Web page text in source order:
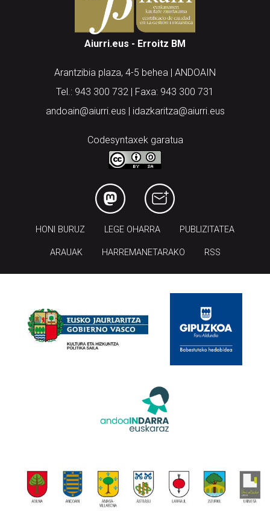
Aiurri.eus - Erroitz BM
Arantzibia plaza, 4-5 behea | ANDOAIN
Tel.: 943 300 732 | Faxa: 943 300 731
andoain@aiurri.eus | idazkaritza@aiurri.eus
Codesyntaxek garatua
HONI BURUZ LEGE OHARRA PUBLIZITATEA
ARAUAK HARREMANETARAKO RSS